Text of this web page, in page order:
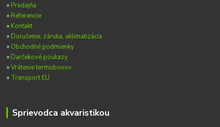
» Predajňa
» Referencie
» Kontakt
» Doručenie, záruka, aklimatizácia
» Obchodné podmienky
» Darčekové poukazy
»Vrátenie termoboxov
» Transport EU
Sprievodca akvaristikou